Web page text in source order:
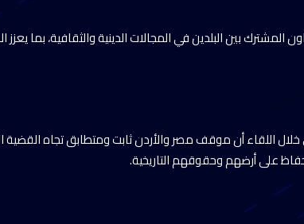
المشترك بين البلدين في المجالات الدينية والثقافية، بما يعزز
خلال اللقاء أن موقف مصر والأردن ثابت ومتطابق تجاه
على أرضهم وحقوقهم التاريخية.